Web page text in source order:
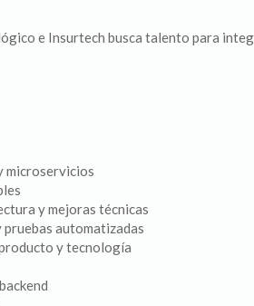
e Insurtech busca talento para
microservicios
y mejoras técnicas
pruebas automatizadas
y tecnología